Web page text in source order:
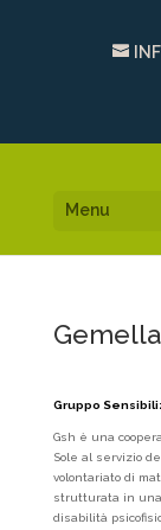
Menu
Gruppo
Gsh è una
Sole al servizio
volontariato di
strutturata in
disabilità